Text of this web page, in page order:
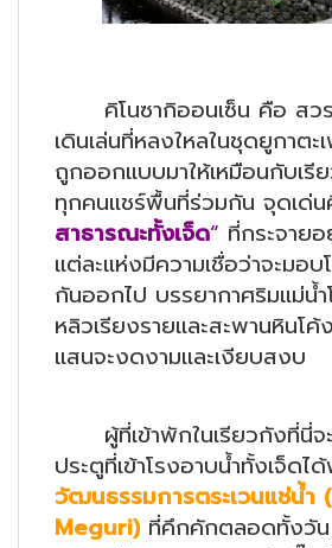
คิโนซากิออนเซ็น คือ สวร
เดินเล่นที่หลงใหลในชุดยูกาตะ
ถูกออกแบบมาให้เหมือนกับเ
ทุกคนแชร์พื้นที่ร่วมกัน จุดเด่
สาธารณะทั้งเจ็ด“ ที่กระจาย
แต่ละแห่งมีความเชื่อว่าจะมอ
กันออกไป บรรยากาศริมแม่น้
หลิวเรียงรายและสะพานหินโ
แสนจะงดงามและเงียบสงบ
ผู้ที่เข้าพักในเรียวกังที่นี่จ
ประตูที่เข้าโรงอาบน้ำทั้งเจ็ดไ
วัฒนธรรมการตระเวนแช่น้ำ (
Meguri) ที่คึกคักตลอดทั้งวั